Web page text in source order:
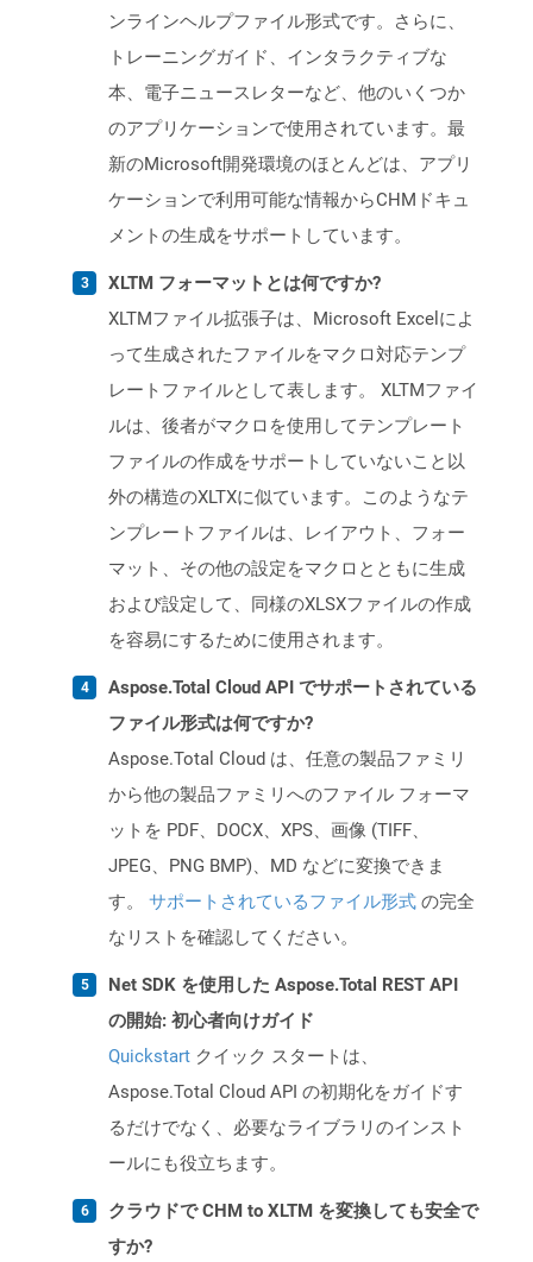
ンラインヘルプファイル形式です。さらに、
トレーニングガイド、インタラクティブな
本、電子ニュースレターなど、他のいくつか
のアプリケーションで使用されています。最
新のMicrosoft開発環境のほとんどは、アプリ
ケーションで利用可能な情報からCHMドキュ
メントの生成をサポートしています。
XLTM フォーマットとは何ですか?
XLTMファイル拡張子は、Microsoft Excelによ
って生成されたファイルをマクロ対応テンプ
レートファイルとして表します。 XLTMファイ
ルは、後者がマクロを使用してテンプレート
ファイルの作成をサポートしていないこと以
外の構造のXLTXに似ています。このようなテ
ンプレートファイルは、レイアウト、フォー
マット、その他の設定をマクロとともに生成
および設定して、同様のXLSXファイルの作成
を容易にするために使用されます。
Aspose.Total Cloud API でサポートされている
ファイル形式は何ですか?
Aspose.Total Cloud は、任意の製品ファミリ
から他の製品ファミリへのファイル フォーマ
ットを PDF、DOCX、XPS、画像 (TIFF、
JPEG、PNG BMP)、MD などに変換できま
す。 サポートされているファイル形式 の完全
なリストを確認してください。
Net SDK を使用した Aspose.Total REST API
の開始: 初心者向けガイド
Quickstart クイック スタートは、
Aspose.Total Cloud API の初期化をガイドす
るだけでなく、必要なライブラリのインスト
ールにも役立ちます。
クラウドで CHM to XLTM を変換しても安全で
すか?